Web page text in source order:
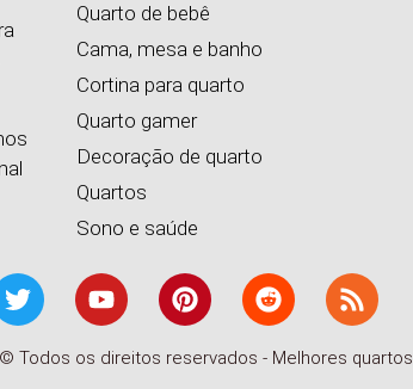
Quarto de bebê
Cama, mesa e banho
Cortina para quarto
Quarto gamer
Decoração de quarto
Quartos
Sono e saúde
Todos os direitos reservados - Melhores quartos